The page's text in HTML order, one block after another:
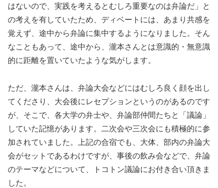
はないので、実践を考えるとむしろ重要なのは弁論だ」と
の考えを有していたため、ディベートには、あまり共感を
覚えず、途中から弁論に集中するようになりました。そん
なこともあって、途中から、瀧本さんとは意識的・無意識
的に距離を置いていたような気がします。
ただ、瀧本さんは、弁論大会などにはむしろ良く顔を出し
てくださり、大会後にレセプションというのがあるのです
が、そこで、各大学の弁士や、弁論部仲間たちと「議論」
していた記憶があります。二次会や三次会にも積極的に参
加されていました。上記の合宿でも、大体、部内の弁論大
会がセットであるわけですが、事後の飲み会などで、弁論
のテーマなどについて、トコトン議論にお付き合い頂きま
した。